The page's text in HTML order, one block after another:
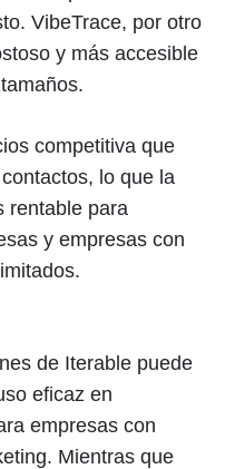
VibeTrace, por otro
y más accesible
competitiva que
lo que la
rentable para
y empresas con
de Iterable puede
eficaz en
empresas con
Mientras que